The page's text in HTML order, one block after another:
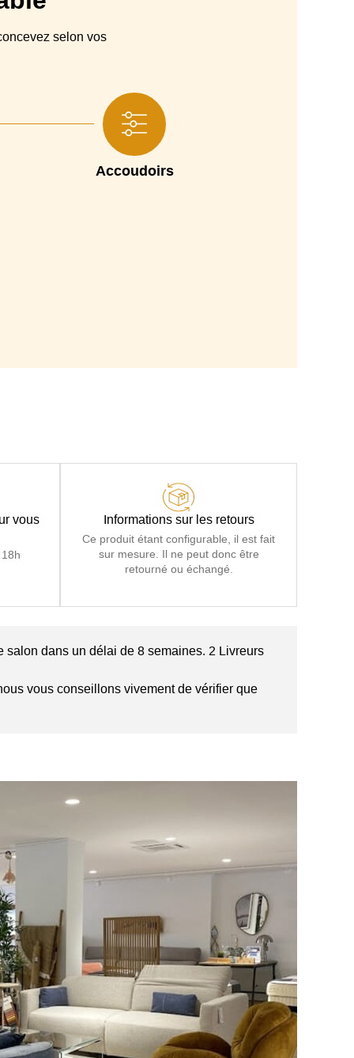
expansé densité 23 kg/m3 et fibres acryliques
expansé densité 21 à 30 kg/m3 et fibres acryliques
selon vos
Accoudoirs
vous
Informations sur les retours
Ce produit étant configurable, il est fait
sur mesure. Il ne peut donc être
retourné ou échangé.
salon dans un délai de 8 semaines. 2 Livreurs
vous conseillons vivement de vérifier que
de montage et remontage du dossier